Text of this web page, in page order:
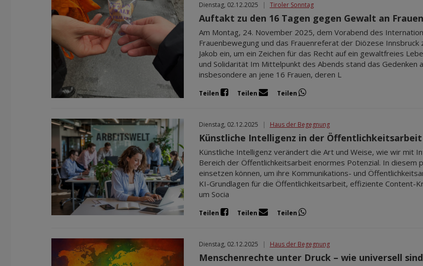
Dienstag, 02.12.2025 | Tiroler Sonntag
Auftakt zu den 16 Tagen gegen Gewalt an Frauen
Am Montag, 24. November 2025, dem Vorabend des
Frauenbewegung und das Frauenreferat der Diözese
Jakob ein, um ein Zeichen für das Recht auf ein gewaltfreies
und Solidarität Im Mittelpunkt des Abends stand das Gedenken
insbesondere an jene 16 Frauen, deren L
Teilen Teilen Teilen
Dienstag, 02.12.2025 | Haus der Begegnung
Künstliche Intelligenz in der Öffentlichkeitsarbeit
Künstliche Intelligenz verändert die Art und Weise, wie wir mit
Bereich der Öffentlichkeitsarbeit enormes Potenzial. In diesem
einsetzen können, um ihre Kommunikations- und
KI-Grundlagen für die Öffentlichkeitsarbeit, effiziente Content-
um Socia
Teilen Teilen Teilen
Dienstag, 02.12.2025 | Haus der Begegnung
Menschenrechte unter Druck – wie universell